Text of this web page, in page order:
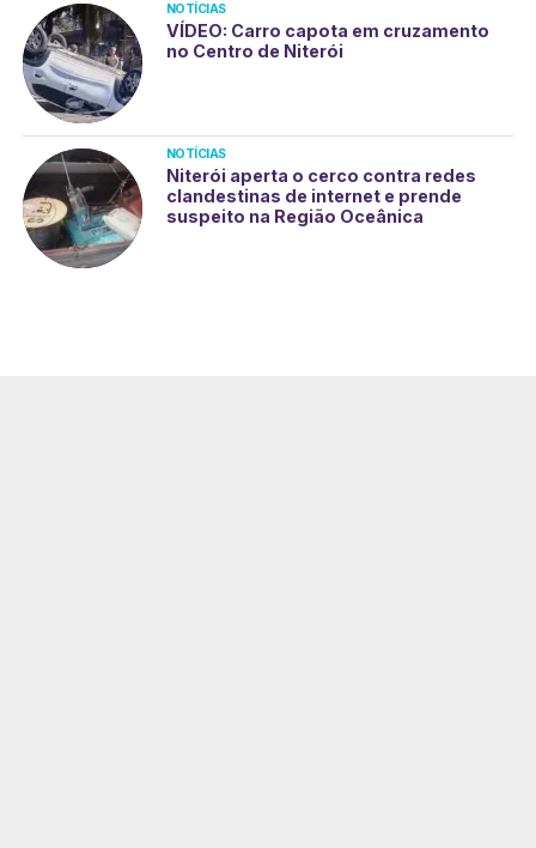
NOTÍCIAS
VÍDEO: Carro capota em cruzamento
no Centro de Niterói
NOTÍCIAS
Niterói aperta o cerco contra redes
clandestinas de internet e prende
suspeito na Região Oceânica